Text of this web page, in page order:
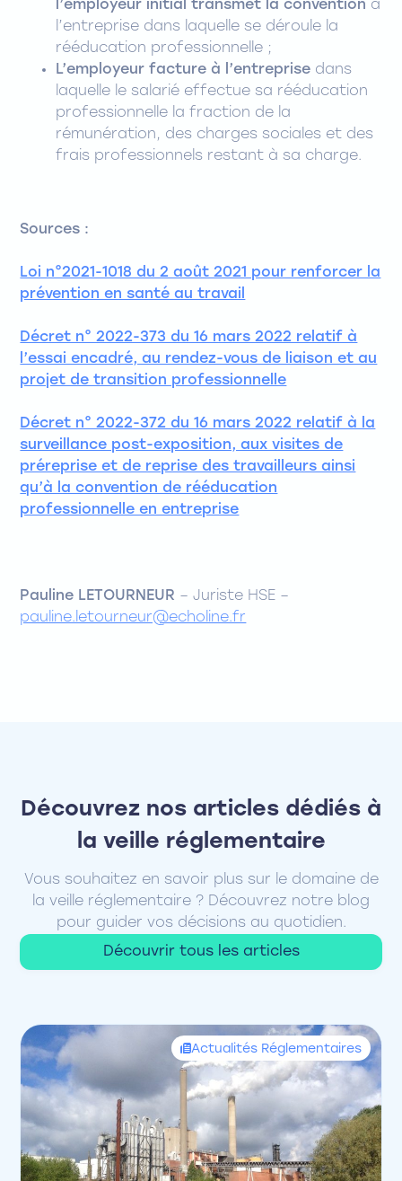
l’employeur initial transmet la convention à
l’entreprise dans laquelle se déroule la
rééducation professionnelle ;
L’employeur facture à l’entreprise dans
laquelle le salarié effectue sa rééducation
professionnelle la fraction de la
rémunération, des charges sociales et des
frais professionnels restant à sa charge.
Sources :
Loi n°2021-1018 du 2 août 2021 pour renforcer la
prévention en santé au travail
Décret n° 2022-373 du 16 mars 2022 relatif à
l’essai encadré, au rendez-vous de liaison et au
projet de transition professionnelle
Décret n° 2022-372 du 16 mars 2022 relatif à la
surveillance post-exposition, aux visites de
préreprise et de reprise des travailleurs ainsi
qu’à la convention de rééducation
professionnelle en entreprise
Pauline LETOURNEUR – Juriste HSE –
pauline.letourneur@echoline.fr
Découvrez nos articles dédiés à
la veille réglementaire
Vous souhaitez en savoir plus sur le domaine de
la veille réglementaire ? Découvrez notre blog
pour guider vos décisions au quotidien.
Découvrir tous les articles
Actualités Réglementaires